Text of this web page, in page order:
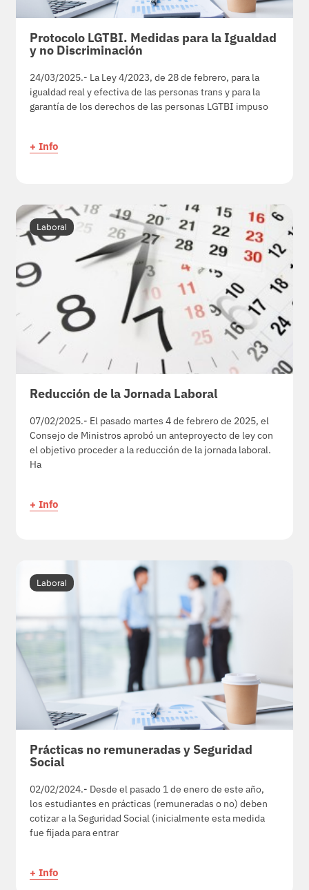
Protocolo LGTBI. Medidas para la Igualdad
y no Discriminación
24/03/2025.- La Ley 4/2023, de 28 de febrero, para la
igualdad real y efectiva de las personas trans y para la
garantía de los derechos de las personas LGTBI impuso
+ Info
Laboral
Reducción de la Jornada Laboral
07/02/2025.- El pasado martes 4 de febrero de 2025, el
Consejo de Ministros aprobó un anteproyecto de ley con
el objetivo proceder a la reducción de la jornada laboral.
Ha
+ Info
Laboral
Prácticas no remuneradas y Seguridad
Social
02/02/2024.- Desde el pasado 1 de enero de este año,
los estudiantes en prácticas (remuneradas o no) deben
cotizar a la Seguridad Social (inicialmente esta medida
fue fijada para entrar
+ Info